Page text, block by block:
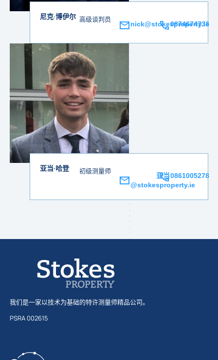
尼克·博伊尔 高级谈判员
nick@stokesproperty.ie
0874674733
亚当·哈登 初级测量师
亚当
@stokesproperty.ie
0861005278
我们是一家以技术为基础的特许测量师精品公司。
PSRA 002615